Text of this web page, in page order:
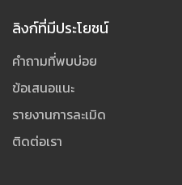
ลิงก์ที่มีประโยชน์
คำถามที่พบบ่อย
ข้อเสนอแนะ
รายงานการละเมิด
ติดต่อเรา